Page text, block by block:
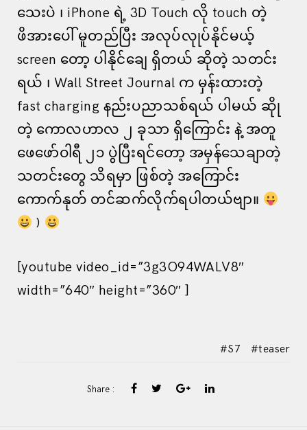
သေးပဲ ၊ iPhone ရဲ့ 3D Touch လို touch တဲ့
ဖိအားပေါ် မူတည်ပြီး အလုပ်လုုပ်နိုင်မယ့်
screen တော့ ပါနိုင်ချေ ရှိတယ် ဆိုတဲ့ သတင်း
ရယ် ၊ Wall Street Journal က မှန်းထားတဲ့
fast charging နည်းပညာသစ်ရယ် ပါမယ် ဆိုု
တဲ့ ကောလဟာလ ၂ ခုသာ ရှိကြောင်း နဲ့ အတူ
ဖေဖော်ဝါရီ ၂၁ ပွဲပြီးရင်တော့ အမှန်သေချာတဲ့
သတင်းတွေ သိရမှာ ဖြစ်တဲ့ အကြောင်း
ကောက်နုတ် တင်ဆက်လိုက်ရပါတယ်ဗျာ။
)
[youtube video_id=”3g3O94WALV8″
width=”640″ height=”360″ ]
S7 teaser
Share :